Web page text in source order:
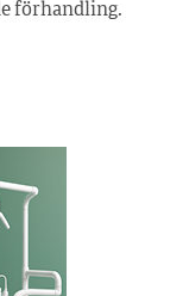
förhandling.